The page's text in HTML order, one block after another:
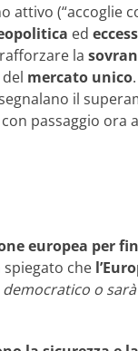
attivo (“accoglie
ed
la
mercato unico
il
con passaggio ora
europea per
che
o